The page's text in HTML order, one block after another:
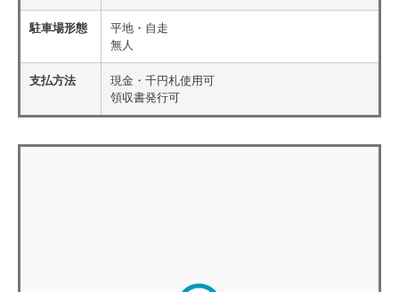
駐車場形態
平地・自走
無人
支払方法
現金・千円札使用可
領収書発行可